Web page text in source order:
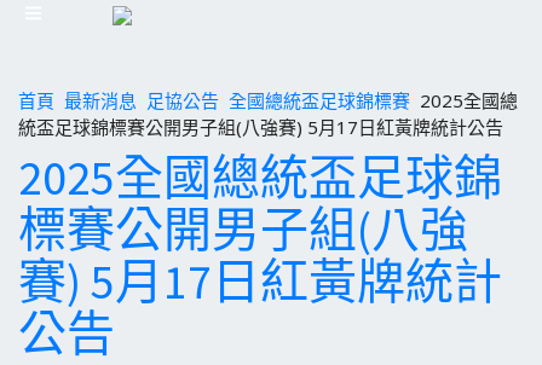
首頁 最新消息 足協公告 全國總統盃足球錦標賽 2025全國總
統盃足球錦標賽公開男子組(八強賽) 5月17日紅黃牌統計公告
2025全國總統盃足球錦
標賽公開男子組(八強
賽) 5月17日紅黃牌統計
公告